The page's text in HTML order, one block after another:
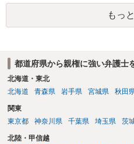
ィが課されたりするわけではなく
よ」ということになるので、生活
みやかに合意のための話し合いあ
もっ
都道府県から親権に強い弁護士
北海道・東北
北海道
青森県 岩手県 宮城県 秋田
関東
東京都
神奈川県 千葉県 埼玉県 茨
北陸・甲信越